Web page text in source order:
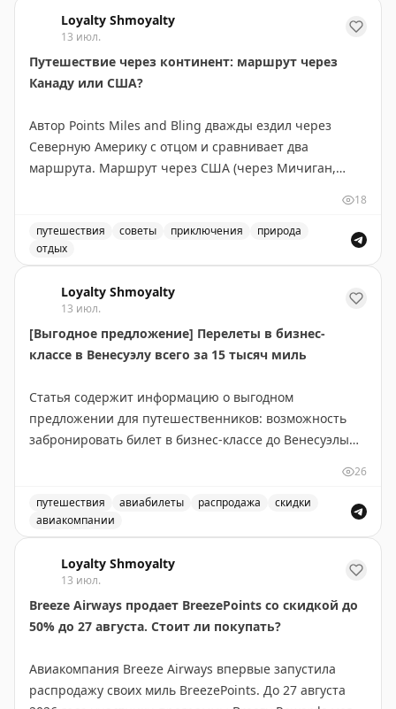
Loyalty Shmoyalty
13 июл.
Путешествие через континент: маршрут через
Канаду или США?
Автор Points Miles and Bling дважды ездил через
Северную Америку с отцом и сравнивает два
маршрута. Маршрут через США (через Мичиган,
экономнее по топливу — идеален, если спешите. Но
главное открытие — это не пейзажи, а люди и
неожиданные остановки. В маленьком городке
номер, а ужин превратился в экскурсию по винному
погребу. Канадский маршрут длиннее, но предлагает
более продолжительные красивые виды: озера и леса
Северного Онтарио, Канадские Скалистые горы.
Канаду и выделите 5-6 дней, посетив малые города
вроде Вавы или Муз-Джо. Если спешите — США
справедливо конкурируют, особенно если оставить
Points Miles and Bling|Original
18
путешествия советы приключения
природа
отдых
Loyalty Shmoyalty
13 июл.
[Выгодное предложение] Перелеты в бизнес-
классе в Венесуэлу всего за 15 тысяч миль
Статья содержит информацию о выгодном
предложении для путешественников: возможность
забронировать билет в бизнес-классе до Венесуэлы
своей программе лояльности авиакомпании. Такие
предложения встречаются редко и позволяют
Рекомендуется следить за подобными alert'ами, чтобы
не пропустить выгодные варианты бронирования.
Juan Ruiz| Original
26
путешествия авиабилеты распродажа
скидки
авиакомпании
Loyalty Shmoyalty
13 июл.
Breeze Airways продает BreezePoints со скидкой до
50% до 27 августа. Стоит ли покупать?
Авиакомпания Breeze Airways впервые запустила
распродажу своих миль BreezePoints. До 27 августа